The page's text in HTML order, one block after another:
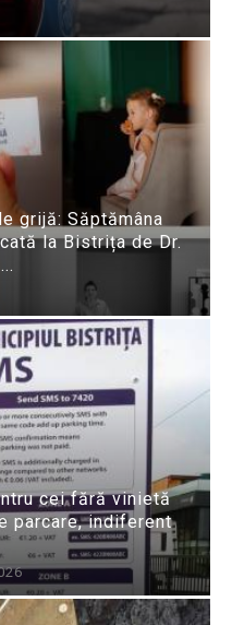
grijă: Săptămâna
la Bistrița de Dr.
cei fără vinietă
parcare, indiferent